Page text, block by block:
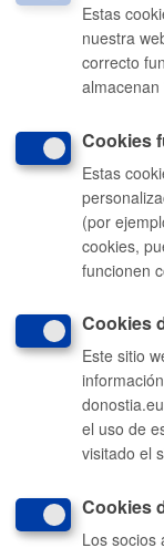
Comunícate con el
010
(gratuito
Buzón de la
Enlaces útiles
Ofertas de
Perfil del
Sede
Mapas -
Mapa web
Otras páginas web
Donostia Kirola
Donostia Kultura
Donostia
Fomento de
Dbus
Síguenos en redes
Estas
nuestra
correcto
Cookies
Estas
(por
cookies,
funcionen
Cookies
Este sitio
el uso de
visitado el
Cookies
Los socios